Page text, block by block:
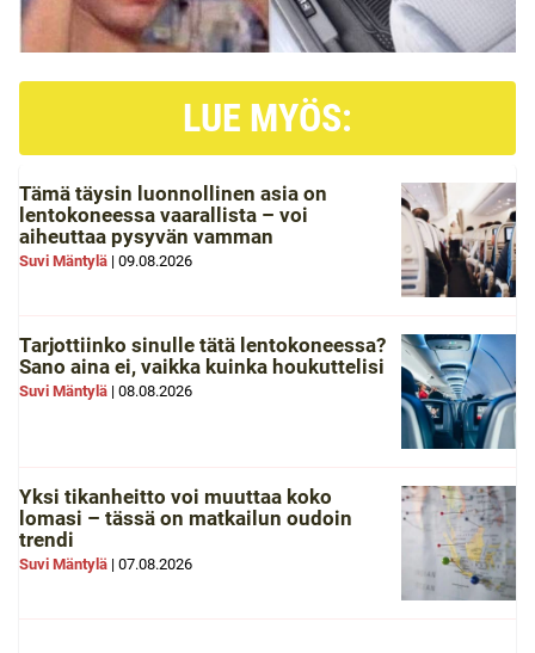
LUE MYÖS:
Tämä täysin luonnollinen asia on
lentokoneessa vaarallista – voi
aiheuttaa pysyvän vamman
Suvi Mäntylä | 09.08.2026
Tarjottiinko sinulle tätä lentokoneessa?
Sano aina ei, vaikka kuinka houkuttelisi
Suvi Mäntylä | 08.08.2026
Yksi tikanheitto voi muuttaa koko
lomasi – tässä on matkailun oudoin
trendi
Suvi Mäntylä | 07.08.2026